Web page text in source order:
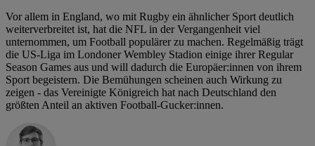
Vor allem in England, wo mit Rugby ein ähnlicher Sport deutlich
weiterverbreitet ist, hat die NFL in der Vergangenheit viel
unternommen, um Football populärer zu machen. Regelmäßig trägt
die US-Liga im Londoner Wembley Stadion einige ihrer Regular
Season Games aus und will dadurch die Europäer:innen von ihrem
Sport begeistern. Die Bemühungen scheinen auch Wirkung zu
zeigen - das Vereinigte Königreich hat nach Deutschland den
größten Anteil an aktiven Football-Gucker:innen.